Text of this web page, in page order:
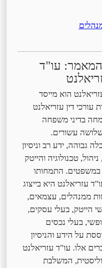
עו"ד
הוא מייסד
דין עזריאלנט
בדיני משפחה
עשורים.
גבוהה, ידע רב וניסיון
טכנולוגיה והייטק
במשפטים. התמחותו
עזריאלנט היא בייצוג
ממנהלים, עצמאים,
הייטק, בעלי עסקים,
בעלי נכסים
על הידע והניסיון
אלו. עו"ד עזריאלנט
המשלבת